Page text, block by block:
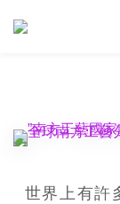
世界上有許